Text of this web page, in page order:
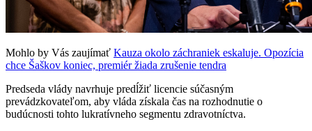
Mohlo by Vás zaujímať Kauza okolo záchraniek eskaluje. Opozícia
chce Šaškov koniec, premiér žiada zrušenie tendra
Predseda vlády navrhuje predĺžiť licencie súčasným
prevádzkovateľom, aby vláda získala čas na rozhodnutie o
budúcnosti tohto lukratívneho segmentu zdravotníctva.